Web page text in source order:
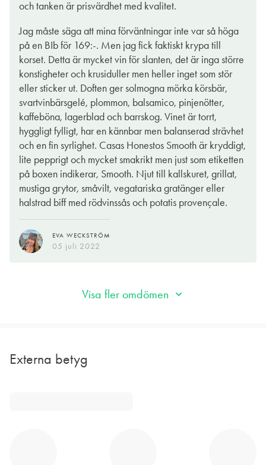
och tanken är prisvärdhet med kvalitet.
Jag måste säga att mina förväntningar inte var så höga
på en BIb för 169:-. Men jag fick faktiskt krypa till
korset. Detta är mycket vin för slanten, det är inga större
konstigheter och krusiduller men heller inget som stör
eller sticker ut. Doften ger solmogna mörka körsbär,
svartvinbärsgelé, plommon, balsamico, pinjenötter,
kaffeböna, lagerblad och barrskog. Vinet är torrt,
hyggligt fylligt, har en kännbar men balanserad strävhet
och en fin syrlighet. Casas Honestos Smooth är kryddigt,
lite pepprigt och mycket smakrikt men just som etiketten
på boxen indikerar, Smooth. Njut till kallskuret, grillat,
mustiga grytor, småvilt, vegatariska gratänger eller
halstrad biff med rödvinssås och potatis provençale.
EVA WECKSTRÖM
05 juli 2022
frisk kryddighet med drag av mörka körsbär och vanilj. För 169
kronor får man väldigt mycket vin för pengarna.
JENS FRITHIOFSSON
10 feb. 2021
en ungdomlig, lagom uppstramad stil som passar det mesta och
BENGT-GÖRAN KRONSTAM
18 apr. 2024
och garnacha. De samspelar fint och helhetsintrycket är ett
vinet gärna andas genom att tappa upp det i en karaff.
Luftningen gör att fruktigheten får större spelrum och vinet
upplevs som ännu mer generöst. Som med de flesta röda viner
vinner det på att serveras aningen svalt, runt 16-18 grader
brukar bli bra.
GUNILLA HULTGREN KARELL
16 apr. 2024
monastrell och garnacha. De samverkar fint och den generösa
fruktigheten får spela första fiol. Det finns även både lite
stramhet från tanniner och fräschör från fruktsyror som ger vinet
en viss struktur och balans.
GUNILLA HULTGREN KARELL
01 juni 2023
du här ett utmärkt alternativ. Doften är knäckigt vaniljtonad,
på avancerad matlagning eller utvecklad vinerfarenhet.
BENGT-GÖRAN KRONSTAM
04 aug. 2022
Visa fler omdömen
Externa betyg